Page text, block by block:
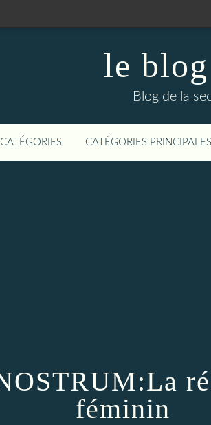
le
Blog de la
CATÉGORIES CATÉGORIES PRINCIPALES
féminin